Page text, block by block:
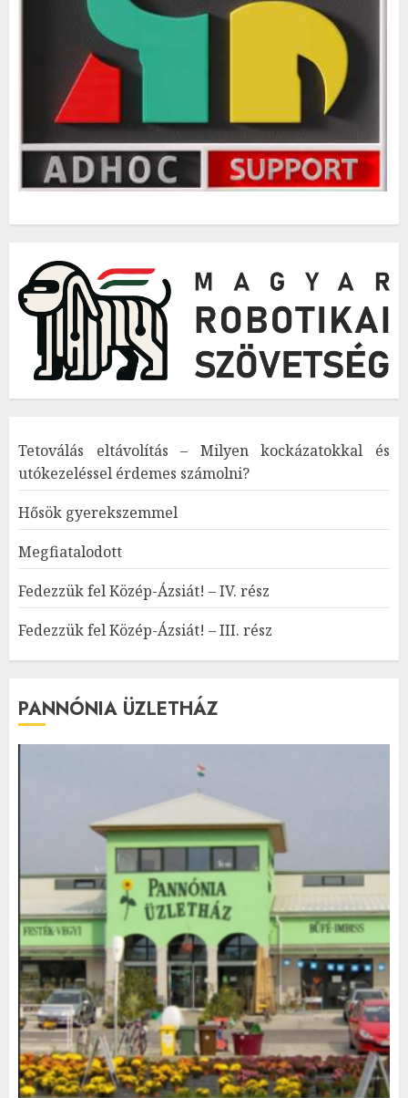
Tetoválás eltávolítás – Milyen kockázatokkal és
utókezeléssel érdemes számolni?
Hősök gyerekszemmel
Megfiatalodott
Fedezzük fel Közép-Ázsiát! – IV. rész
Fedezzük fel Közép-Ázsiát! – III. rész
PANNÓNIA ÜZLETHÁZ